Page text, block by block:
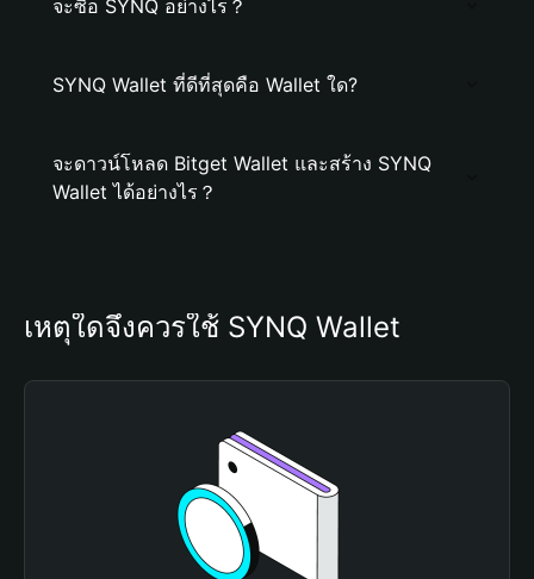
จะซื้อ SYNQ อย่างไร？
SYNQ Wallet ที่ดีที่สุดคือ Wallet ใด?
จะดาวน์โหลด Bitget Wallet และสร้าง SYNQ
Wallet ได้อย่างไร？
เหตุใดจึงควรใช้ SYNQ Wallet